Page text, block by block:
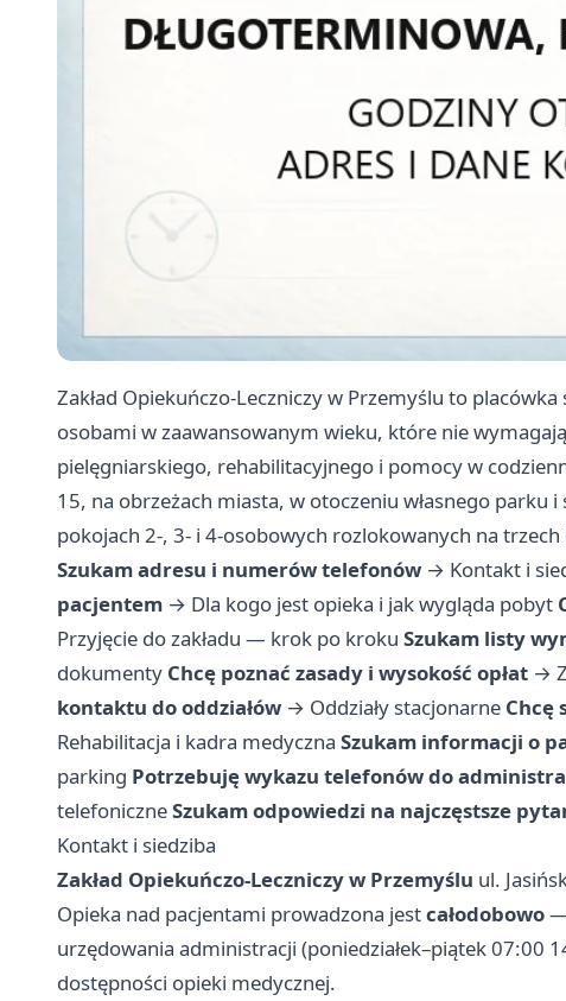
Zakład Opiekuńczo-Leczniczy w Przemyślu to
osobami w zaawansowanym wieku, które nie
pielęgniarskiego, rehabilitacyjnego i pomocy w
15, na obrzeżach miasta, w otoczeniu własnego parku
pokojach 2-, 3- i 4-osobowych rozlokowanych na
Szukam adresu i numerów telefonów → Kontakt i
pacjentem → Dla kogo jest opieka i jak wygląda pobyt
Przyjęcie do zakładu — krok po kroku Szukam listy
dokumenty Chcę poznać zasady i wysokość opłat →
kontaktu do oddziałów → Oddziały stacjonarne Chcę
Rehabilitacja i kadra medyczna Szukam informacji o
parking Potrzebuję wykazu telefonów do
telefoniczneSzukam odpowiedzi na najczęstsze
Kontakt i siedziba
Zakład Opiekuńczo-Leczniczy w Przemyślu ul.
Opieka nad pacjentami prowadzona jestcałodobowo—
urzędowania administracji (poniedziałek–piątek 07:00
dostępności opieki medycznej.